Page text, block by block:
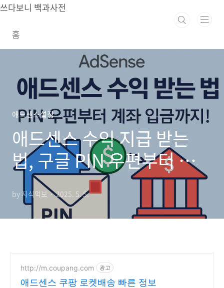
본문 바로가기
쓰다보니 백과사전
홈
애드센스설정
애드센스 수익 지급 받는
법, 구글 PIN 우편부터 계좌
입금까지 완벽 정리
by 지식먹보 2025. 5. 5.
http://m.coupang.com 광고
애드센스 쿠팡 로켓배송 빠른 정보